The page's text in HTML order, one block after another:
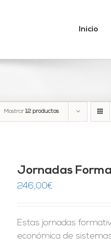
Inicio
Mostrar12 productos
Jornadas
246,00€
Estas jornadas
económica de